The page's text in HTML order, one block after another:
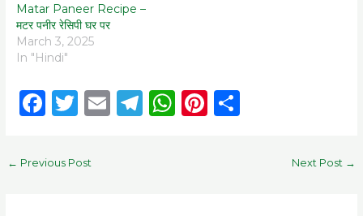
Matar Paneer Recipe –
मटर पनीर रेसिपी घर पर
March 3, 2025
In "Hindi"
F
c
T
it
E T WPi S
← Previous Post Next Post →